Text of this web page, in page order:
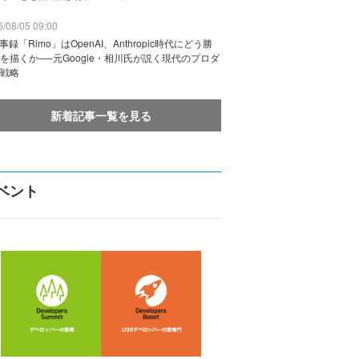
08/05 09:00
録「Rimo」はOpenAI、Anthropic時代にどう勝
描くか──元Google・相川氏が説く現代のプロダ
略
新着記事一覧を見る
ント